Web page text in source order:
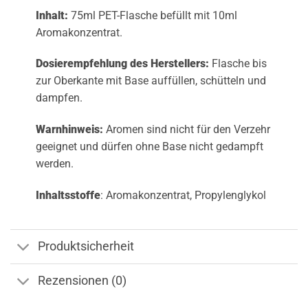
Inhalt: 75ml PET-Flasche befüllt mit 10ml
Aromakonzentrat.
Dosierempfehlung des Herstellers: Flasche bis
zur Oberkante mit Base auffüllen, schütteln und
dampfen.
Warnhinweis: Aromen sind nicht für den Verzehr
geeignet und dürfen ohne Base nicht gedampft
werden.
Inhaltsstoffe: Aromakonzentrat, Propylenglykol
Produktsicherheit
Rezensionen (0)